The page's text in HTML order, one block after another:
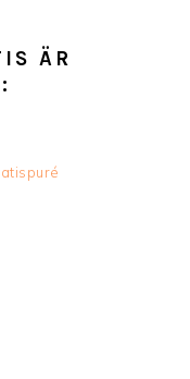
ÄR